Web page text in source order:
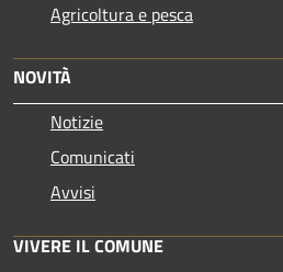
Agricoltura e pesca
NOVITÀ
Notizie
Comunicati
Avvisi
VIVERE IL COMUNE